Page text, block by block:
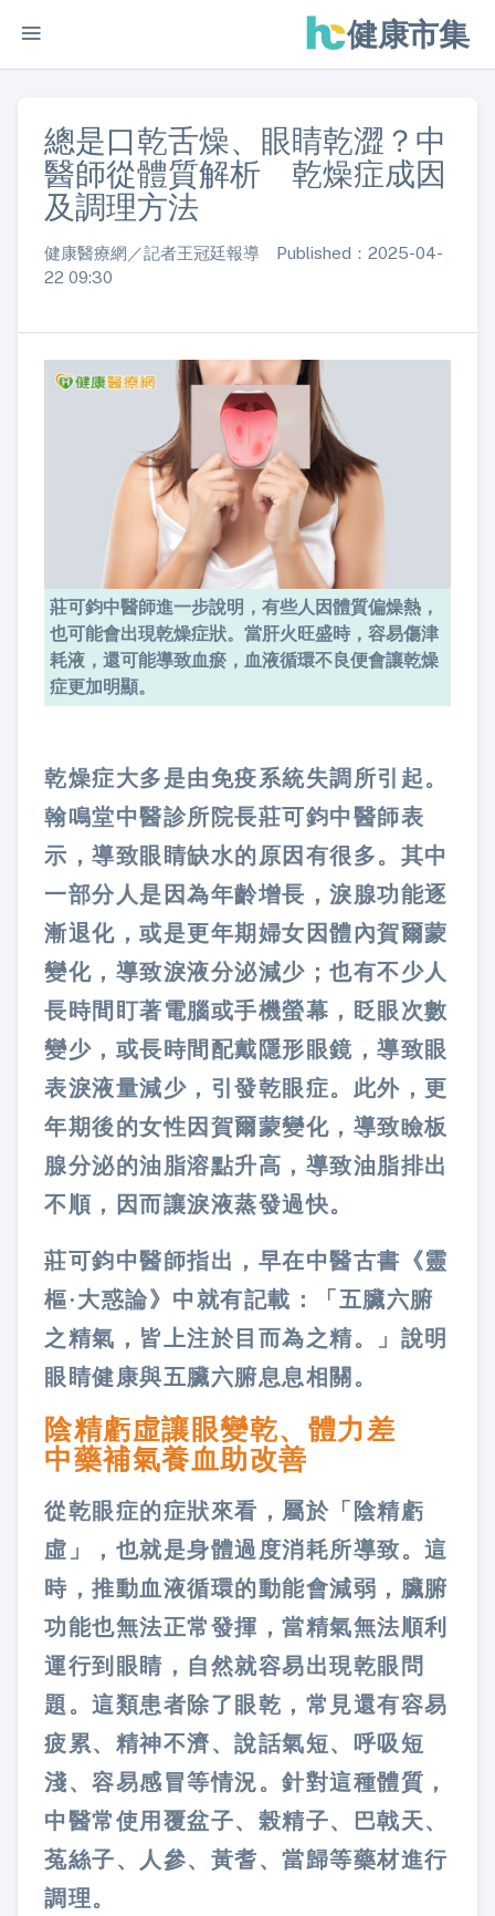
健康市集
總是口乾舌燥、眼睛乾澀？中
醫師從體質解析 乾燥症成因
及調理方法
健康醫療網／記者王冠廷報導 Published：2025-04-
22 09:30
莊可鈞中醫師進一步說明，有些人因體質偏燥熱，
也可能會出現乾燥症狀。當肝火旺盛時，容易傷津
耗液，還可能導致血瘀，血液循環不良便會讓乾燥
症更加明顯。
乾燥症大多是由免疫系統失調所引起。
翰鳴堂中醫診所院長莊可鈞中醫師表
示，導致眼睛缺水的原因有很多。其中
一部分人是因為年齡增長，淚腺功能逐
漸退化，或是更年期婦女因體內賀爾蒙
變化，導致淚液分泌減少；也有不少人
長時間盯著電腦或手機螢幕，眨眼次數
變少，或長時間配戴隱形眼鏡，導致眼
表淚液量減少，引發乾眼症。此外，更
年期後的女性因賀爾蒙變化，導致瞼板
腺分泌的油脂溶點升高，導致油脂排出
不順，因而讓淚液蒸發過快。
莊可鈞中醫師指出，早在中醫古書《靈
樞·大惑論》中就有記載：「五臟六腑
之精氣，皆上注於目而為之精。」說明
眼睛健康與五臟六腑息息相關。
陰精虧虛讓眼變乾、體力差
中藥補氣養血助改善
從乾眼症的症狀來看，屬於「陰精虧
虛」，也就是身體過度消耗所導致。這
時，推動血液循環的動能會減弱，臟腑
功能也無法正常發揮，當精氣無法順利
運行到眼睛，自然就容易出現乾眼問
題。這類患者除了眼乾，常見還有容易
疲累、精神不濟、說話氣短、呼吸短
淺、容易感冒等情況。針對這種體質，
中醫常使用覆盆子、榖精子、巴戟天、
菟絲子、人參、黃耆、當歸等藥材進行
調理。